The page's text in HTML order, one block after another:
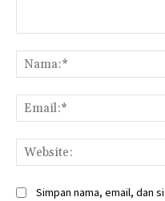
Simpan nama, email, dan